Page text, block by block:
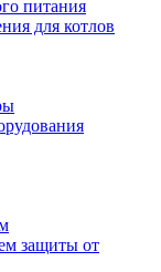
питания
для котлов
защиты от